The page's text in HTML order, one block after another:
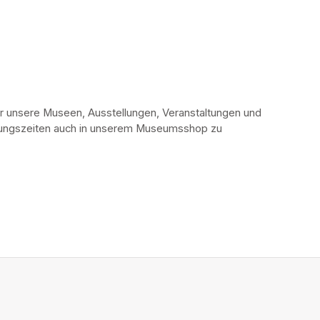
Museen, Ausstellungen, Veranstaltungen und
auch in unserem Museumsshop zu